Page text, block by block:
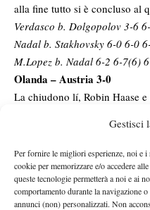
Gestisci
Per fornire le migliori esperienze, noi e
cookie per memorizzare e/o accedere
queste tecnologie permetterà a noi e ai
comportamento durante la navigazione
annunci (non) personalizzati. Non
alla fine tutto si è concluso al
Verdasco b. Dolgopolov 3-6
Nadal b. Stakhovsky 6-0 6-0
M.Lopez b. Nadal 6-2 6-7(6)
Olanda – Austria 3-0
La chiudono lí, Robin Haase
quarto set spreca una buona
parziale decisivo. Gli austriaci
il primo, ma dopo averne
neanche al tie-break
servizio agli avversari. L’anno